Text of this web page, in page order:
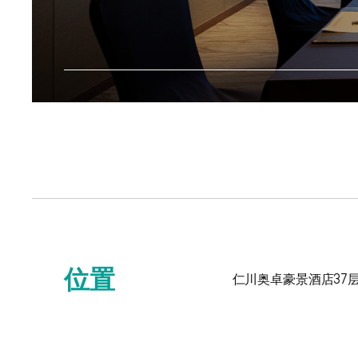
位置 仁川奥卓豪景酒店37